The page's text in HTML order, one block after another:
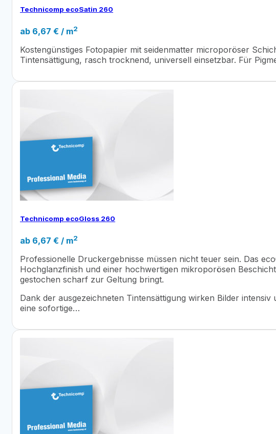
Technicomp ecoSatin 260
ab 6,67 € / m2
Kostengünstiges Fotopapier mit seidenmatter microporöser
Tintensättigung, rasch trocknend, universell einsetzbar. Für
Technicomp ecoGloss 260
ab 6,67 € / m2
Professionelle Druckergebnisse müssen nicht teuer sein. Das
Hochglanzfinish und einer hochwertigen mikroporösen
gestochen scharf zur Geltung bringt.
Dank der ausgezeichneten Tintensättigung wirken Bilder
eine sofortige…